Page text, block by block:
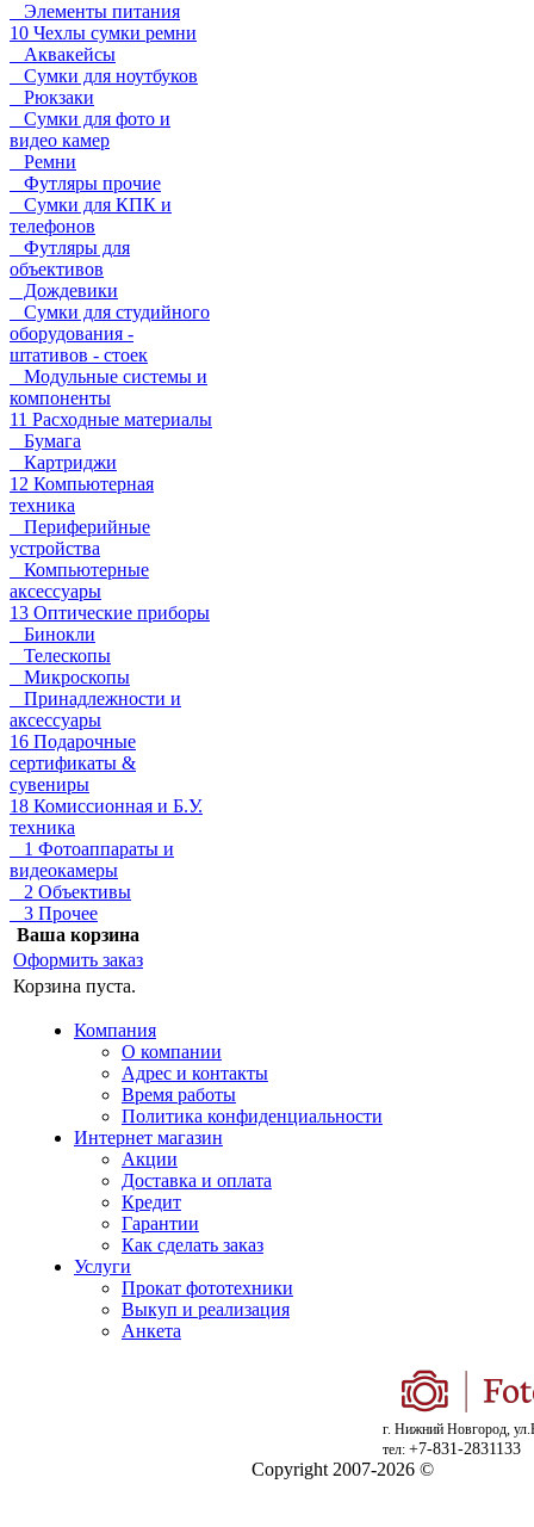
Элементы питания
10 Чехлы сумки ремни
Аквакейсы
Сумки для ноутбуков
Рюкзаки
Сумки для фото и
видео камер
Ремни
Футляры прочие
Сумки для КПК и
телефонов
Футляры для
объективов
Дождевики
Сумки для студийного
оборудования -
штативов - стоек
Модульные системы и
компоненты
11 Расходные материалы
Бумага
Картриджи
12 Компьютерная
техника
Периферийные
устройства
Компьютерные
аксессуары
13 Оптические приборы
Бинокли
Телескопы
Микроскопы
Принадлежности и
аксессуары
16 Подарочные
сертификаты &
сувениры
18 Комиссионная и Б.У.
техника
1 Фотоаппараты и
видеокамеры
2 Объективы
3 Прочее
Ваша корзина
Оформить заказ
Корзина пуста.
Компания
О компании
Адрес и контакты
Время работы
Политика конфиденциальности
Интернет магазин
Акции
Доставка и оплата
Кредит
Гарантии
Как сделать заказ
Услуги
Прокат фототехники
Выкуп и реализация
Анкета
г. Нижний Новгород,
тел: +7-831-2831133
Copyright 2007-2026 ©